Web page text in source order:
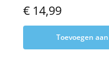
€14,99
Toevoegen